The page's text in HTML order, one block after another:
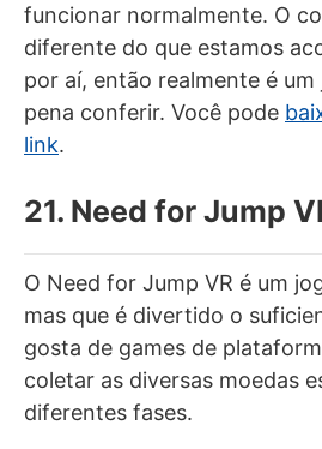
funcionar normalmente. O
diferente do que estamos
por aí, então realmente é um
pena conferir. Você pode
link.
21. Need for Jump
O Need for Jump VR é um
mas que é divertido o
gosta de games de
coletar as diversas moedas
diferentes fases.